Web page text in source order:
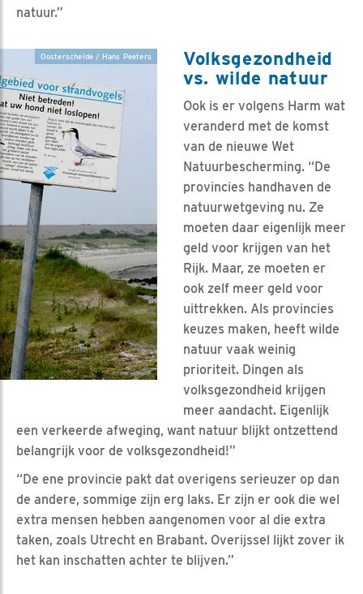
natuur.”
Oosterschelde / Hans Peeters
Volksgezondheid
vs. wilde natuur
Ook is er volgens Harm wat
veranderd met de komst
van de nieuwe Wet
Natuurbescherming. “De
provincies handhaven de
natuurwetgeving nu. Ze
moeten daar eigenlijk meer
geld voor krijgen van het
Rijk. Maar, ze moeten er
ook zelf meer geld voor
uittrekken. Als provincies
keuzes maken, heeft wilde
natuur vaak weinig
prioriteit. Dingen als
volksgezondheid krijgen
meer aandacht. Eigenlijk
een verkeerde afweging, want natuur blijkt ontzettend
belangrijk voor de volksgezondheid!”
“De ene provincie pakt dat overigens serieuzer op dan
de andere, sommige zijn erg laks. Er zijn er ook die wel
extra mensen hebben aangenomen voor al die extra
taken, zoals Utrecht en Brabant. Overijssel lijkt zover ik
het kan inschatten achter te blijven.”